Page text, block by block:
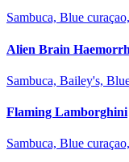
Sambuca, Blue
Alien Brain
Sambuca, Bailey's,
Flaming Lamborghini
Sambuca, Blue